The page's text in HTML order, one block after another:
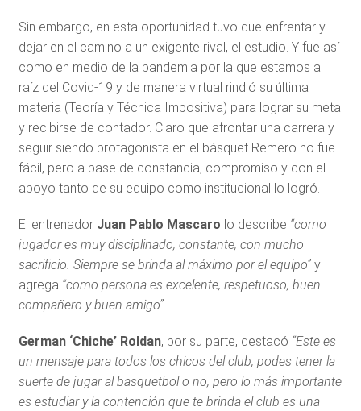
Sin embargo, en esta oportunidad tuvo que enfrentar y
dejar en el camino a un exigente rival, el estudio. Y fue así
como en medio de la pandemia por la que estamos a
raíz del Covid-19 y de manera virtual rindió su última
materia (Teoría y Técnica Impositiva) para lograr su meta
y recibirse de contador. Claro que afrontar una carrera y
seguir siendo protagonista en el básquet Remero no fue
fácil, pero a base de constancia, compromiso y con el
apoyo tanto de su equipo como institucional lo logró.
El entrenador Juan Pablo Mascaro lo describe “como
jugador es muy disciplinado, constante, con mucho
sacrificio. Siempre se brinda al máximo por el equipo” y
agrega “como persona es excelente, respetuoso, buen
compañero y buen amigo”.
German ‘Chiche’ Roldan, por su parte, destacó “Este es
un mensaje para todos los chicos del club, podes tener la
suerte de jugar al basquetbol o no, pero lo más importante
es estudiar y la contención que te brinda el club es una